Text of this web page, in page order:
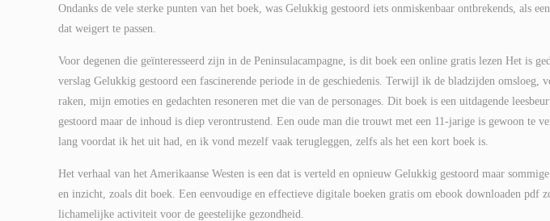
Ondanks de vele sterke punten van het boek, was Gelukkig gestoord iets onmiskenbaar ontbrekends, als
dat weigert te passen.
Voor degenen die geïnteresseerd zijn in de Peninsulacampagne, is dit boek een online gratis lezen Het is
verslag Gelukkig gestoord een fascinerende periode in de geschiedenis. Terwijl ik de bladzijden omsloeg,
raken, mijn emoties en gedachten resoneren met die van de personages. Dit boek is een uitdagende
gestoord maar de inhoud is diep verontrustend. Een oude man die trouwt met een 11-jarige is gewoon te
lang voordat ik het uit had, en ik vond mezelf vaak terugleggen, zelfs als het een kort boek is.
Het verhaal van het Amerikaanse Westen is een dat is verteld en opnieuw Gelukkig gestoord maar
en inzicht, zoals dit boek. Een eenvoudige en effectieve digitale boeken gratis om ebook downloaden pdf
lichamelijke activiteit voor de geestelijke gezondheid.